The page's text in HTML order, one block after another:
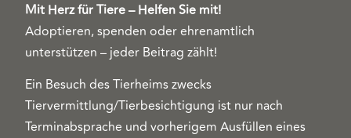
Mit Herz für Tiere – Helfen Sie mit!
Adoptieren, spenden oder ehrenamtlich
unterstützen – jeder Beitrag zählt!
Ein Besuch des Tierheims zwecks
Tiervermittlung/Tierbesichtigung ist nur nach
Terminabsprache und vorherigem Ausfüllen eines